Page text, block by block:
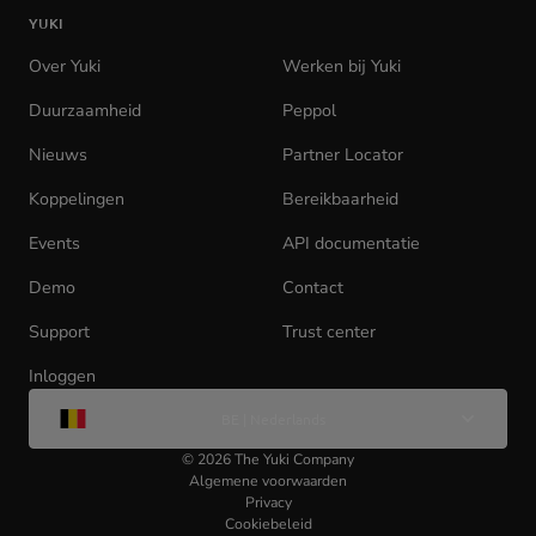
homepage
YUKI
Over Yuki Werken bij Yuki
Duurzaamheid
Peppol
Nieuws
Partner Locator
Koppelingen
Bereikbaarheid
Events
API documentatie
Demo
Contact
Support
Trust center
Inloggen
tab)
© 2026The Yuki Company
Algemene voorwaarden
Privacy
Cookiebeleid